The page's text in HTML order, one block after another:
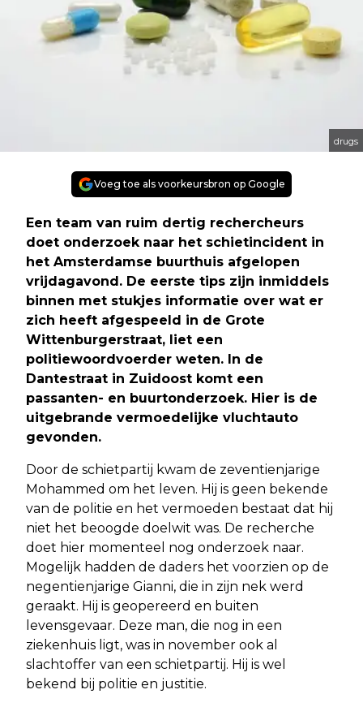
drugs
Voeg toe als voorkeursbron op Google
Een team van ruim dertig rechercheurs
doet onderzoek naar het schietincident in
het Amsterdamse buurthuis afgelopen
vrijdagavond. De eerste tips zijn inmiddels
binnen met stukjes informatie over wat er
zich heeft afgespeeld in de Grote
Wittenburgerstraat, liet een
politiewoordvoerder weten. In de
Dantestraat in Zuidoost komt een
passanten- en buurtonderzoek. Hier is de
uitgebrande vermoedelijke vluchtauto
gevonden.
Door de schietpartij kwam de zeventienjarige
Mohammed om het leven. Hij is geen bekende
van de politie en het vermoeden bestaat dat hij
niet het beoogde doelwit was. De recherche
doet hier momenteel nog onderzoek naar.
Mogelijk hadden de daders het voorzien op de
negentienjarige Gianni, die in zijn nek werd
geraakt. Hij is geopereerd en buiten
levensgevaar. Deze man, die nog in een
ziekenhuis ligt, was in november ook al
slachtoffer van een schietpartij. Hij is wel
bekend bij politie en justitie.